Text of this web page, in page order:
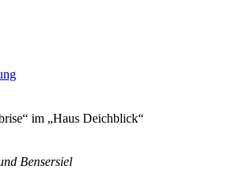
im „Haus Deichblick“
Bensersiel